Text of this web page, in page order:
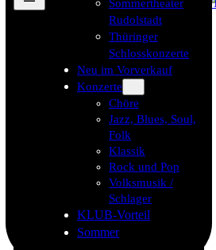
Sommertheater
Rudolstadt
Thüringer
Schlosskonzerte
Neu im Vorverkauf
Konzerte
Chöre
Jazz, Blues, Soul,
Folk
Klassik
Rock und Pop
Volksmusik /
Schlager
KLUB-Vorteil
Sommer